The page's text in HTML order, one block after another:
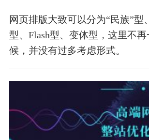
网页排版大致可以分为“民族”型
型、Flash型、变体型，这里不
候，并没有过多考虑形式。